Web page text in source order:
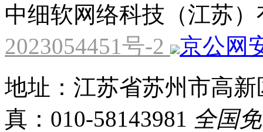
中细软网络科技（江苏
2023054451号-2
京公网
地址：江苏省苏州市高
真：010-58143981 全国